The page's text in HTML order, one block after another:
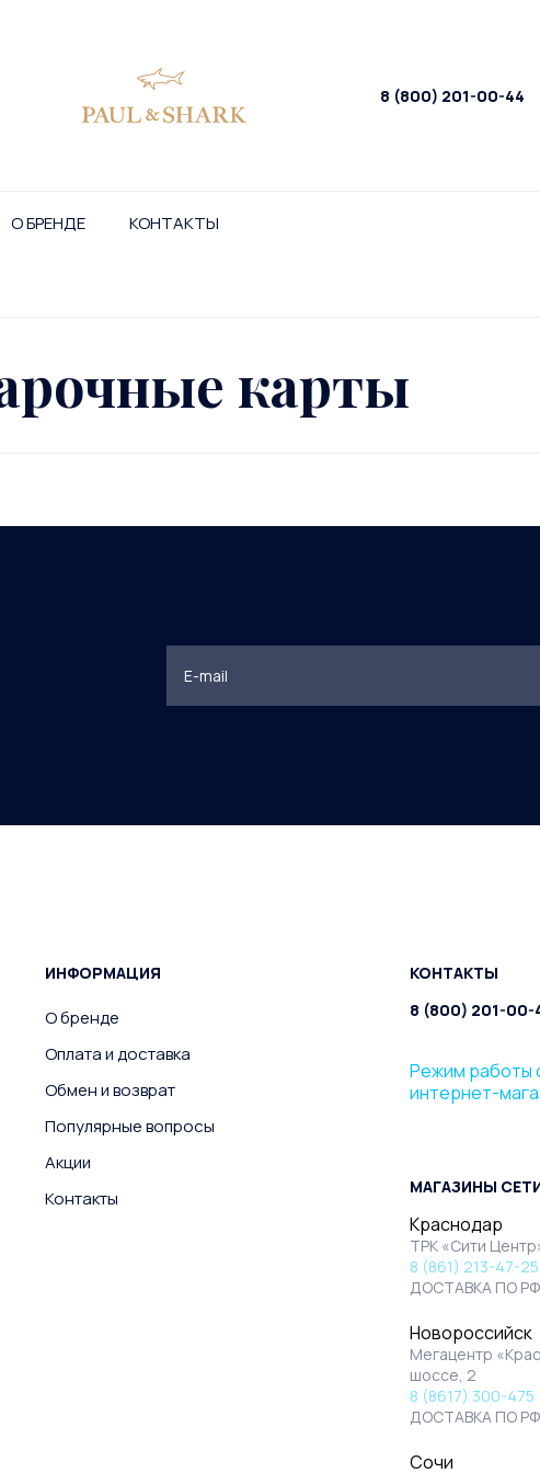
8 (800) 201-00-44
О БРЕНДЕ КОНТАКТЫ
карты
ИНФОРМАЦИЯ
О бренде
Оплата и доставка
Обмен и возврат
Популярные вопросы
Акции
Контакты
КОНТАКТЫ
8 (800) 201-00-
Режим работы
интернет-
МАГАЗИНЫ
Краснодар
ТРК «Сити
8 (861) 213-47-25
ДОСТАВКА ПО РФ
Новороссийск
Мегацентр
шоссе, 2
8 (8617) 300-475
ДОСТАВКА ПО РФ
Сочи